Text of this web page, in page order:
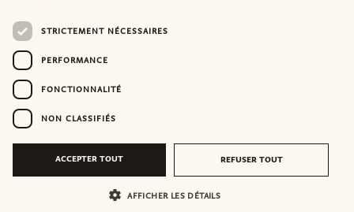
STRICTEMENT NÉCESSAIRES
PERFORMANCE
FONCTIONNALITÉ
NON CLASSIFIÉS
ACCEPTER TOUT REFUSER TOUT
AFFICHER LES DÉTAILS